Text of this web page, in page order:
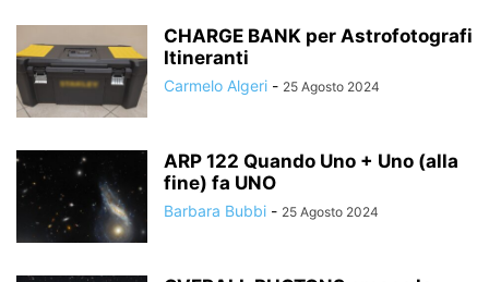
CHARGE BANK per Astrofotografi
Itineranti
Carmelo Algeri - 25 Agosto 2024
ARP 122 Quando Uno + Uno (alla
fine) fa UNO
Barbara Bubbi - 25 Agosto 2024